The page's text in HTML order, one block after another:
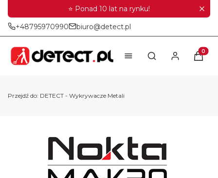
⭐ Ponad 10 lat na rynku!
+48795970990 biuro@detect.pl
Otwórz
Przejdź do: DETECT - Wykrywacze Metali